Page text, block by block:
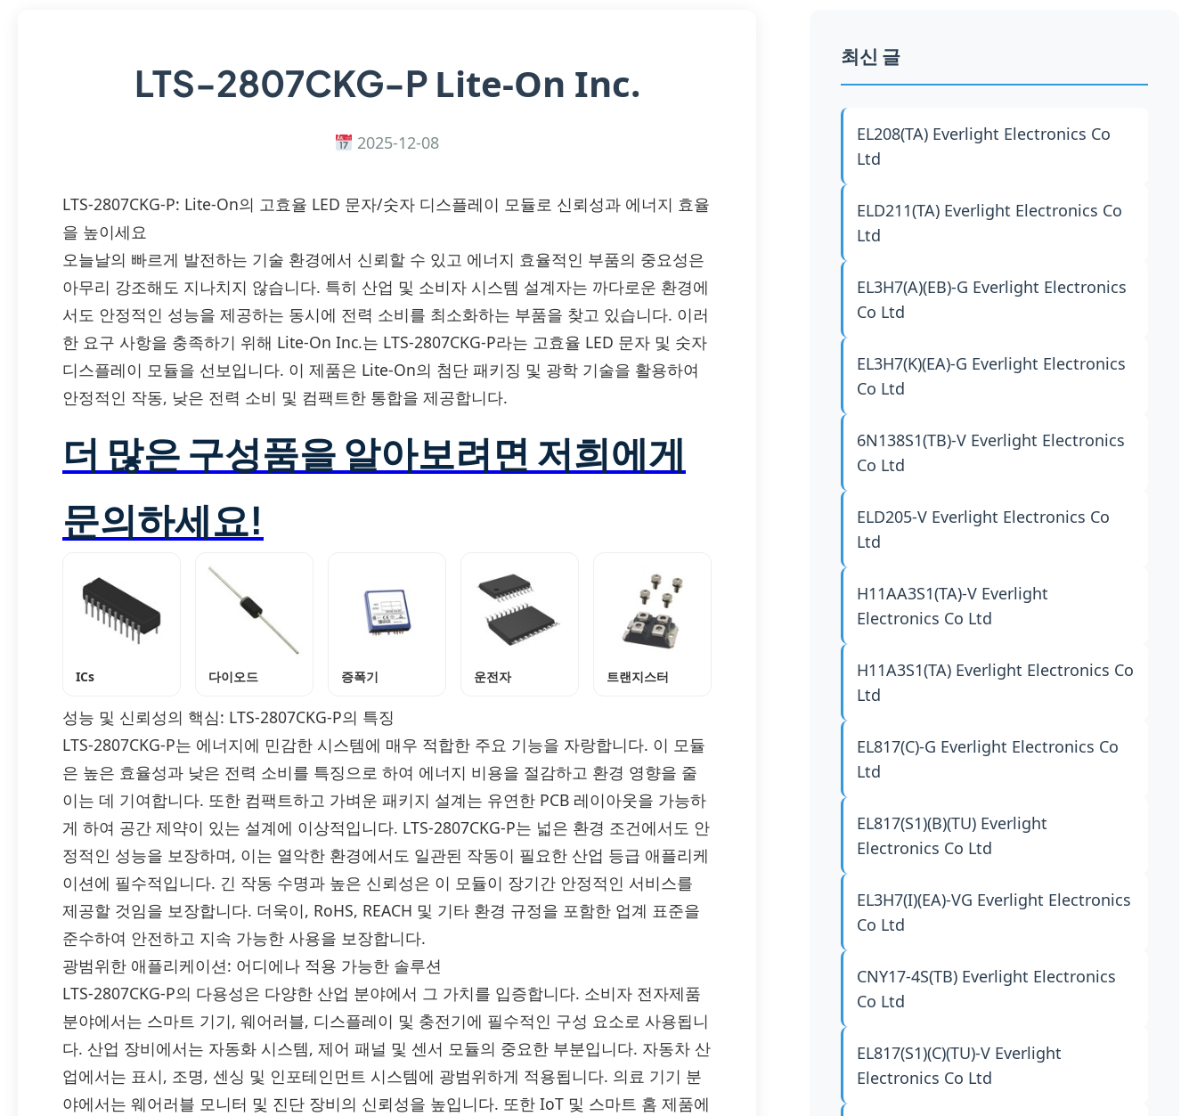
LTS-2807CKG-P Lite-On Inc.
2025-12-08
LTS-2807CKG-P: Lite-On의 고효율 LED 문자/숫자 디스플레이 모듈로 신뢰성과 에너지 효율
을 높이세요
오늘날의 빠르게 발전하는 기술 환경에서 신뢰할 수 있고 에너지 효율적인 부품의 중요성은
아무리 강조해도 지나치지 않습니다. 특히 산업 및 소비자 시스템 설계자는 까다로운 환경에
서도 안정적인 성능을 제공하는 동시에 전력 소비를 최소화하는 부품을 찾고 있습니다. 이러
한 요구 사항을 충족하기 위해 Lite-On Inc.는 LTS-2807CKG-P라는 고효율 LED 문자 및 숫자
디스플레이 모듈을 선보입니다. 이 제품은 Lite-On의 첨단 패키징 및 광학 기술을 활용하여
안정적인 작동, 낮은 전력 소비 및 컴팩트한 통합을 제공합니다.
더 많은 구성품을 알아보려면 저희에게
문의하세요!
ICs 다이오드 증폭기 운전자 트랜지스터
성능 및 신뢰성의 핵심: LTS-2807CKG-P의 특징
LTS-2807CKG-P는 에너지에 민감한 시스템에 매우 적합한 주요 기능을 자랑합니다. 이 모듈
은 높은 효율성과 낮은 전력 소비를 특징으로 하여 에너지 비용을 절감하고 환경 영향을 줄
이는 데 기여합니다. 또한 컴팩트하고 가벼운 패키지 설계는 유연한 PCB 레이아웃을 가능하
게 하여 공간 제약이 있는 설계에 이상적입니다. LTS-2807CKG-P는 넓은 환경 조건에서도 안
정적인 성능을 보장하며, 이는 열악한 환경에서도 일관된 작동이 필요한 산업 등급 애플리케
이션에 필수적입니다. 긴 작동 수명과 높은 신뢰성은 이 모듈이 장기간 안정적인 서비스를
제공할 것임을 보장합니다. 더욱이, RoHS, REACH 및 기타 환경 규정을 포함한 업계 표준을
준수하여 안전하고 지속 가능한 사용을 보장합니다.
광범위한 애플리케이션: 어디에나 적용 가능한 솔루션
LTS-2807CKG-P의 다용성은 다양한 산업 분야에서 그 가치를 입증합니다. 소비자 전자제품
분야에서는 스마트 기기, 웨어러블, 디스플레이 및 충전기에 필수적인 구성 요소로 사용됩니
다. 산업 장비에서는 자동화 시스템, 제어 패널 및 센서 모듈의 중요한 부분입니다. 자동차 산
업에서는 표시, 조명, 센싱 및 인포테인먼트 시스템에 광범위하게 적용됩니다. 의료 기기 분
야에서는 웨어러블 모니터 및 진단 장비의 신뢰성을 높입니다. 또한 IoT 및 스마트 홈 제품에
최신 글
EL208(TA) Everlight Electronics Co
Ltd
ELD211(TA) Everlight Electronics Co
Ltd
EL3H7(A)(EB)-G Everlight Electronics
Co Ltd
EL3H7(K)(EA)-G Everlight Electronics
Co Ltd
6N138S1(TB)-V Everlight Electronics
Co Ltd
ELD205-V Everlight Electronics Co
Ltd
H11AA3S1(TA)-V Everlight
Electronics Co Ltd
H11A3S1(TA) Everlight Electronics Co
Ltd
EL817(C)-G Everlight Electronics Co
Ltd
EL817(S1)(B)(TU) Everlight
Electronics Co Ltd
EL3H7(I)(EA)-VG Everlight Electronics
Co Ltd
CNY17-4S(TB) Everlight Electronics
Co Ltd
EL817(S1)(C)(TU)-V Everlight
Electronics Co Ltd